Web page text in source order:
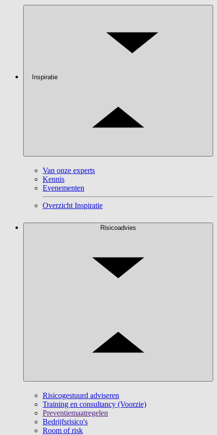
Inspiratie
Van onze experts
Kennis
Evenementen
Overzicht Inspiratie
Risicoadvies
Risicogestuurd adviseren
Training en consultancy (Voorzie)
Preventiemaatregelen
Bedrijfsrisico's
Room of risk